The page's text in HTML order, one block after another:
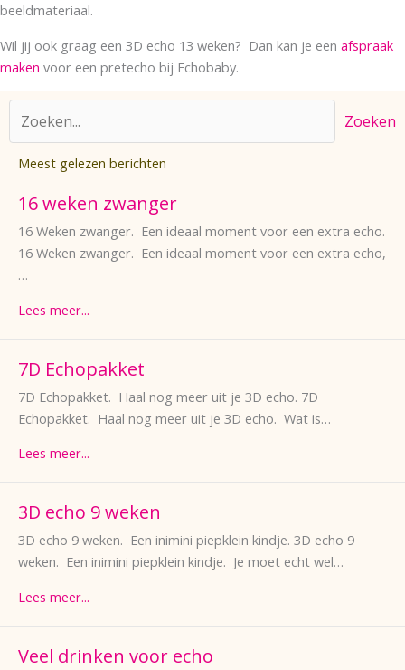
beeldmateriaal.
Wil jij ook graag een 3D echo 13 weken? Dan kan je een afspraak
maken voor een pretecho bij Echobaby.
Zoeken
Meest gelezen berichten
16 weken zwanger
16 Weken zwanger. Een ideaal moment voor een extra echo.
16 Weken zwanger. Een ideaal moment voor een extra echo,
…
Lees meer...
7D Echopakket
7D Echopakket. Haal nog meer uit je 3D echo. 7D
Echopakket. Haal nog meer uit je 3D echo. Wat is…
Lees meer...
3D echo 9 weken
3D echo 9 weken. Een inimini piepklein kindje. 3D echo 9
weken. Een inimini piepklein kindje. Je moet echt wel…
Lees meer...
Veel drinken voor echo